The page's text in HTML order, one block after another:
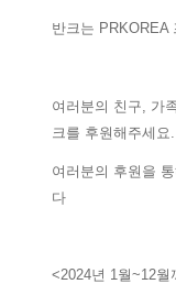
반크는
여러분의 친구, 가
크를 후원해주세
여러분의 후원을
다
<2024년 1월~12